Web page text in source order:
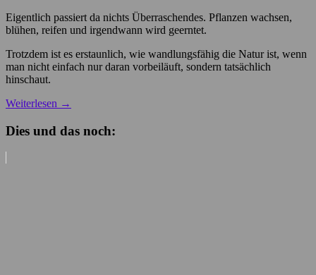
Eigentlich passiert da nichts Überraschendes. Pflanzen wachsen,
blühen, reifen und irgendwann wird geerntet.
Trotzdem ist es erstaunlich, wie wandlungsfähig die Natur ist, wenn
man nicht einfach nur daran vorbeiläuft, sondern tatsächlich
hinschaut.
Weiterlesen →
Dies und das noch: